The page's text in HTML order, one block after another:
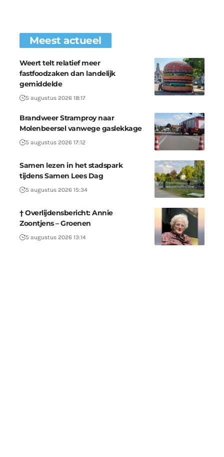
Meest actueel
Weert telt relatief meer
fastfoodzaken dan landelijk
gemiddelde
5 augustus 2026 18:17
Brandweer Stramproy naar
Molenbeersel vanwege gaslekkage
5 augustus 2026 17:12
Samen lezen in het stadspark
tijdens Samen Lees Dag
5 augustus 2026 15:34
† Overlijdensbericht: Annie
Zoontjens – Groenen
5 augustus 2026 13:14